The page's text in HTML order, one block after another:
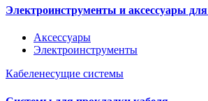
Электроинструменты и аксессуары
Аксессуары
Электроинструменты
Кабеленесущие системы